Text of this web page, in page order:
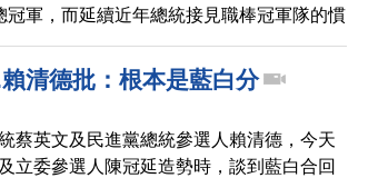
軍，而延續近年總統接見職棒冠軍隊的慣
寫下隊史第1次，這也是蔡英文總統任內
見中職冠軍球隊。
清德批：根本是藍白分
蔡英文及民進黨總統參選人賴清德，今天
立委參選人陳冠延造勢時，談到藍白合回